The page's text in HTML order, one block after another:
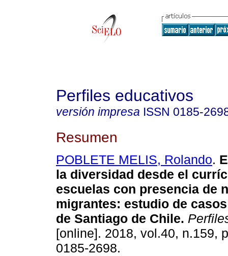
Perfiles educativos
versión impresa ISSN 0185-
Resumen
POBLETE MELIS, Rolando.
la diversidad desde el
escuelas con presencia de
migrantes: estudio de
de Santiago de Chile.
[online]. 2018, vol.40, n.159,
0185-2698.